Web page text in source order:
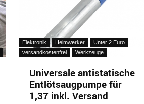
Elektronik Heimwerker
Unter 2 Euro
versandkostenfrei
Werkzeuge
Universale antistatische
Entlötsaugpumpe für
1,37 inkl. Versand